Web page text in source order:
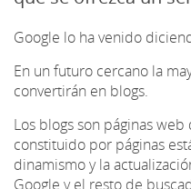
Google lo ha venido
En un futuro cercano la
convertirán en blogs.
Los blogs son páginas
constituido por páginas
dinamismo y la
Google y el resto de